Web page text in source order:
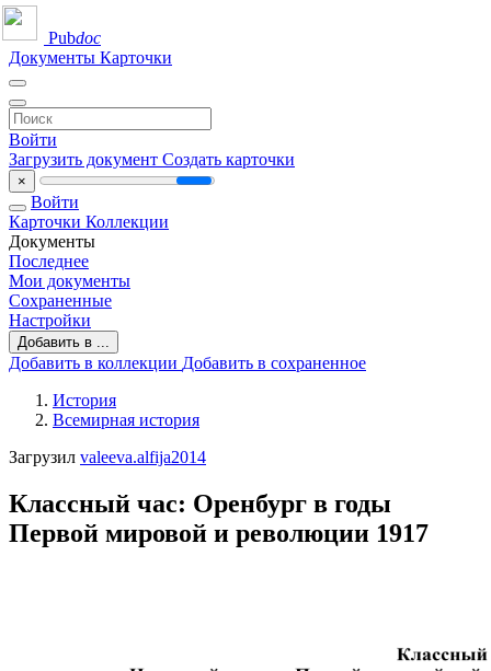
Pubdoc
Документы Карточки
Войти
Загрузить документ Создать карточки
×
Войти
Карточки Коллекции
Документы
Последнее
Мои документы
Сохраненные
Настройки
Добавить в ...
Добавить в коллекции Добавить в сохраненное
История
Всемирная история
Загрузил valeeva.alfija2014
Классный час: Оренбург в годы
Первой мировой и революции 1917